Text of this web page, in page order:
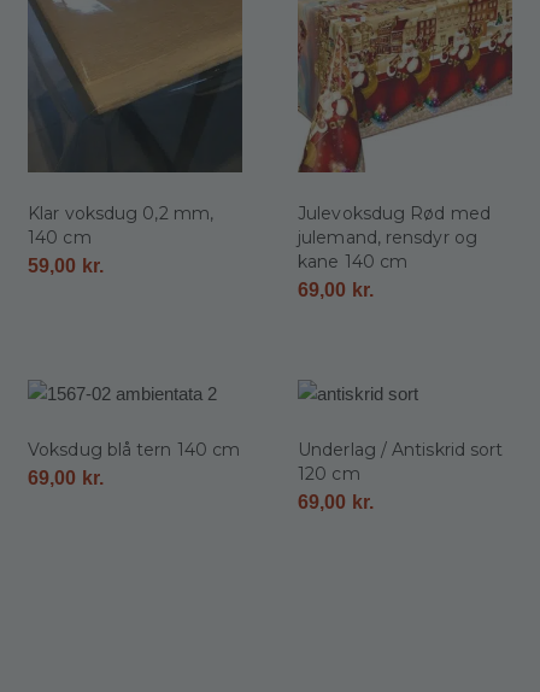
Klar voksdug 0,2 mm,
140 cm
59,00 kr.
Julevoksdug Rød med
julemand, rensdyr og
kane 140 cm
69,00 kr.
Voksdug blå tern 140 cm
69,00 kr.
Underlag / Antiskrid sort
120 cm
69,00 kr.